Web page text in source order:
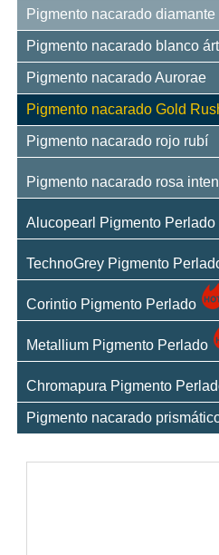
Pigmento nacarado diamante
Pigmento nacarado blanco
Pigmento nacarado Aurorae
Pigmento nacarado Gold
Pigmento nacarado rojo rubí
Pigmento nacarado rosa
Alucopearl Pigmento Perlado
TechnoGrey Pigmento
Corintio Pigmento Perlado
Metallium Pigmento Perlado
Chromapura Pigmento
Pigmento nacarado